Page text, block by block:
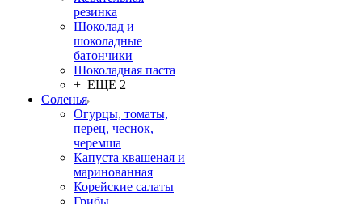
резинка
Шоколад и
шоколадные
батончики
Шоколадная паста
+ ЕЩЕ 2
Соленья
Огурцы, томаты,
перец, чеснок,
черемша
Капуста квашеная и
маринованная
Корейские салаты
Грибы